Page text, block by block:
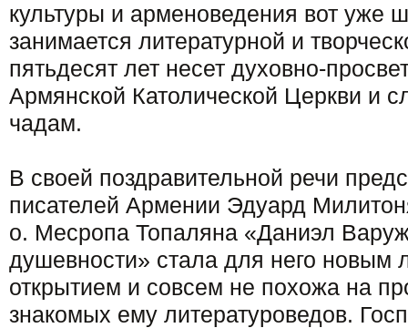
культуры и арменоведения вот уже
занимается литературной и
пятьдесят лет несет духовно-
Армянской Католической Церкви и
чадам.
В своей поздравительной речи
писателей Армении Эдуард
о. Месропа Топаляна «Даниэл
душевности» стала для него новым
открытием и совсем не похожа на
знакомых ему литературоведов.